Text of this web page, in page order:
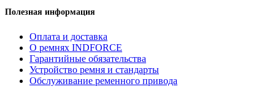
Полезная информация
Оплата и доставка
О ремнях INDFORCE
Гарантийные обязательства
Устройство ремня и стандарты
Обслуживание ременного привода